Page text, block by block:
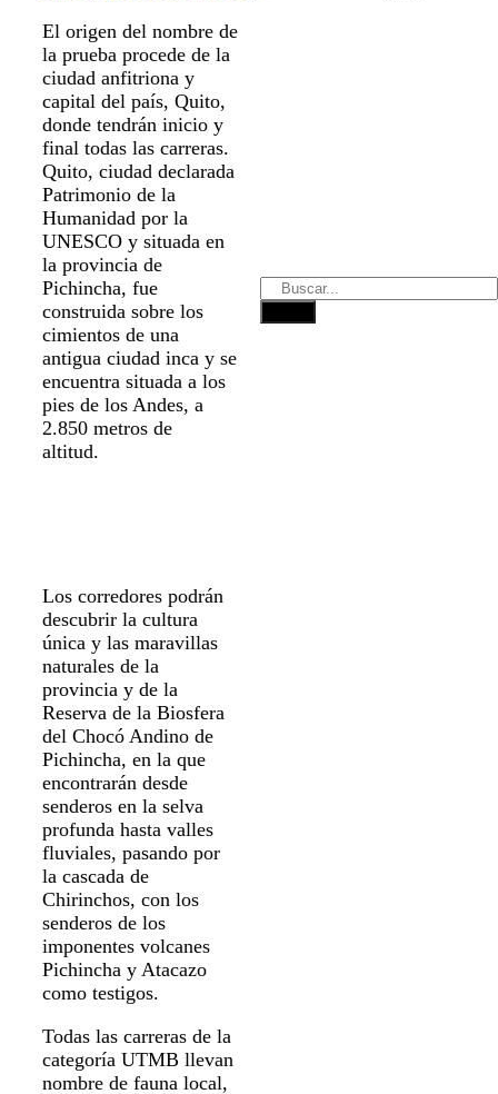
El origen del nombre de
la prueba procede de la
ciudad anfitriona y
capital del país, Quito,
donde tendrán inicio y
final todas las carreras.
Quito, ciudad declarada
Patrimonio de la
Humanidad por la
UNESCO y situada en
la provincia de
Pichincha, fue
construida sobre los
cimientos de una
antigua ciudad inca y se
encuentra situada a los
pies de los Andes, a
2.850 metros de
altitud.
Los corredores podrán
descubrir la cultura
única y las maravillas
naturales de la
provincia y de la
Reserva de la Biosfera
del Chocó Andino de
Pichincha, en la que
encontrarán desde
senderos en la selva
profunda hasta valles
fluviales, pasando por
la cascada de
Chirinchos, con los
senderos de los
imponentes volcanes
Pichincha y Atacazo
como testigos.
Todas las carreras de la
categoría UTMB llevan
nombre de fauna local,